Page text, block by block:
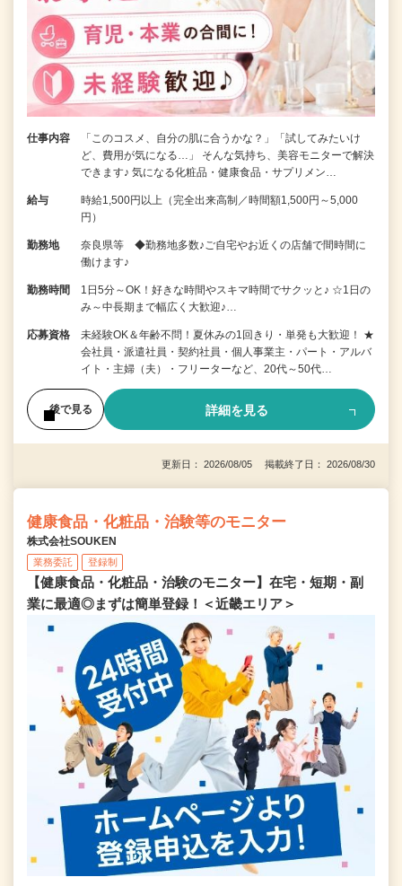
仕事内容
「このコスメ、自分の肌に合うかな？」「試してみたいけ
ど、費用が気になる…」 そんな気持ち、美容モニターで解決
できます♪ 気になる化粧品・健康食品・サプリメン…
給与
時給1,500円以上（完全出来高制／時間額1,500円～5,000
円）
勤務地
奈良県等 ◆勤務地多数♪ご自宅やお近くの店舗で間時間に
働けます♪
勤務時間
1日5分～OK！好きな時間やスキマ時間でサクッと♪ ☆1日の
み～中長期まで幅広く大歓迎♪…
応募資格
未経験OK＆年齢不問！夏休みの1回きり・単発も大歓迎！ ★
会社員・派遣社員・契約社員・個人事業主・パート・アルバ
イト・主婦（夫）・フリーターなど、20代～50代…
後で見る 詳細を見る
更新日： 2026/08/05 掲載終了日： 2026/08/30
健康食品・化粧品・治験等のモニター
株式会社SOUKEN
業務委託 登録制
【健康食品・化粧品・治験のモニター】在宅・短期・副
業に最適◎まずは簡単登録！＜近畿エリア＞